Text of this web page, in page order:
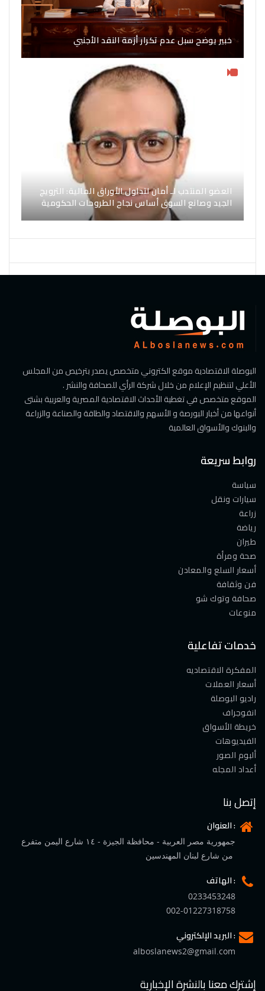
خبير يوضح سبل عدم تكرار أزمة النقد الأجنبي
العضو المنتدب لـ أمان لتداول الأوراق المالية: الترويج
الجيد وصانع السوق أساس نجاح الطروحات الحكومية
البوصلة الاقتصادية موقع الكتروني متخصص يصدر بترخيص من المجلس
الأعلي لتنظيم الإعلام من خلال شركة الرأي للصحافة والنشر .
الموقع متخصص في تغطية الأحداث الاقتصادية المصرية والعربية بشتى
أنواعها من أخبار البورصة و الأسهم والاقتصاد والطاقة والصناعة والزراعة
والبنوك والأسواق العالمية
روابط سريعة
سياسة
سيارات ونقل
زراعة
رياضة
طيران
صحة ومرأة
أسعار السلع والمعادن
فن وثقافة
صحافة وتوك شو
منوعات
خدمات تفاعلية
المفكرة الاقتصاديه
أسعار العملات
راديو البوصلة
انفوجراف
خريطة الأسواق
الفيديوهات
ألبوم الصور
أعداد المجله
إتصل بنا
العنوان :
جمهورية مصر العربية - محافظة الجيزة - ١٤ شارع اليمن متفرع
الهاتف :
0233453248
002-01227318758
البريد الإلكتروني :
alboslanews2@gmail.com
إشترك معنا بالنشرة الإخبارية